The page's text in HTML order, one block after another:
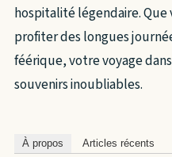
hospitalité légendaire. Que
profiter des longues
féérique, votre voyage
souvenirs inoubliables.
À propos Articles récents